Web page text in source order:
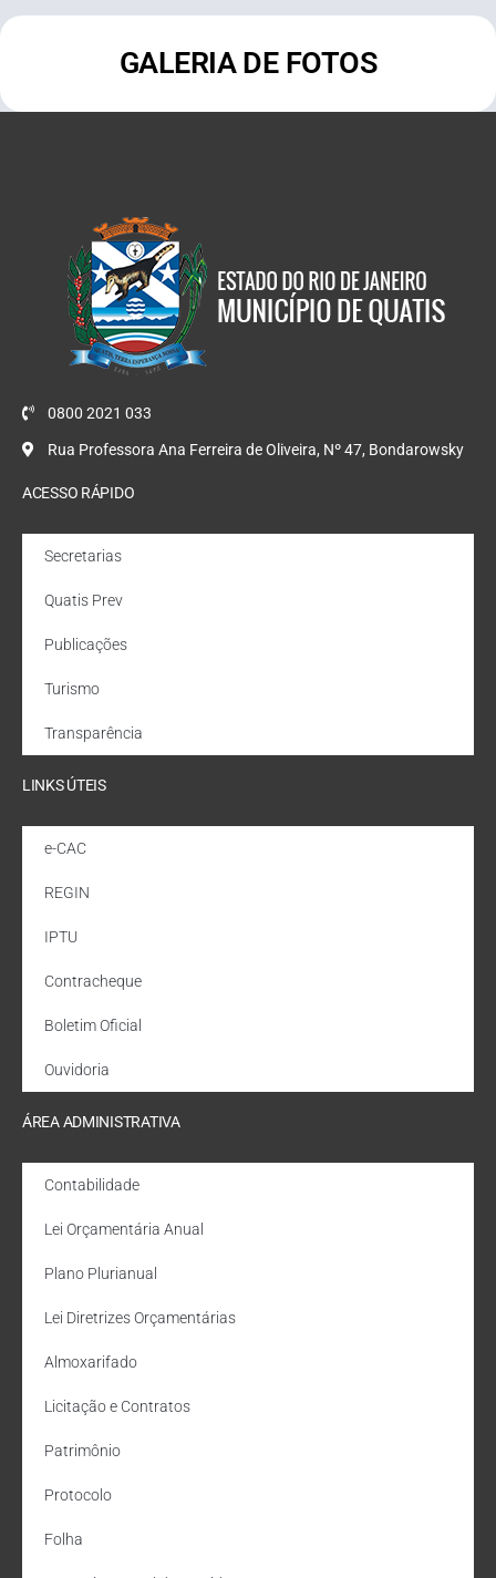
GALERIA DE FOTOS
0800 2021 033
Rua Professora Ana Ferreira de Oliveira, Nº 47, Bondarowsky
ACESSO RÁPIDO
Secretarias
Quatis Prev
Publicações
Turismo
Transparência
LINKS ÚTEIS
e-CAC
REGIN
IPTU
Contracheque
Boletim Oficial
Ouvidoria
ÁREA ADMINISTRATIVA
Contabilidade
Lei Orçamentária Anual
Plano Plurianual
Lei Diretrizes Orçamentárias
Almoxarifado
Licitação e Contratos
Patrimônio
Protocolo
Folha